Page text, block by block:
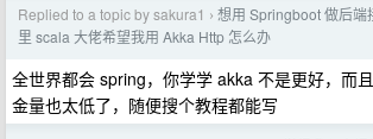
Replied to a topic by sakura1 › 想用 Springboot 做后端
里 scala 大佬希望我用 Akka Http 怎么办
全世界都会 spring，你学学 akka 不是更好，而
金量也太低了，随便搜个教程都能写